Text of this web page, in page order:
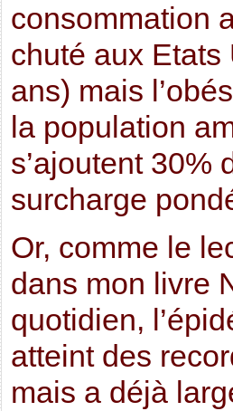
consommation
chuté aux
ans) mais
la population
s’ajoutent 30%
surcharge
Or, comme le
dans mon livre
quotidien,
atteint des
mais a déjà